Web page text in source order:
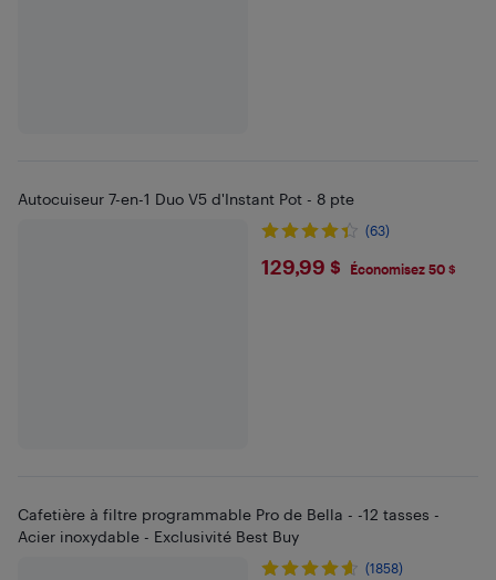
Autocuiseur 7-en-1 Duo V5 d'Instant Pot - 8 pte
(63)
$129.99
129,99 $ Économisez 50 $
Cafetière à filtre programmable Pro de Bella - -12 tasses -
Acier inoxydable - Exclusivité Best Buy
(1858)